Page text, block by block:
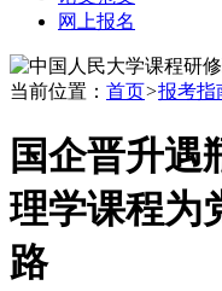
网上报名
当前位置： 首页>报考指
国企晋升遇
理学课程为
路